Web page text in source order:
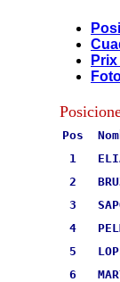
Pos
1
2
3
4
5
6